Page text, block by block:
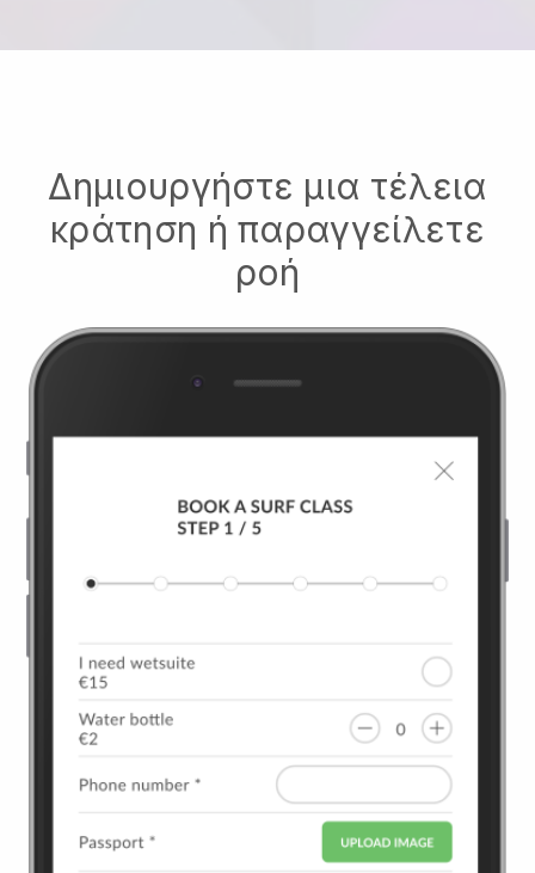
Δημιουργήστε μια τέλεια
κράτηση ή παραγγείλετε
ροή